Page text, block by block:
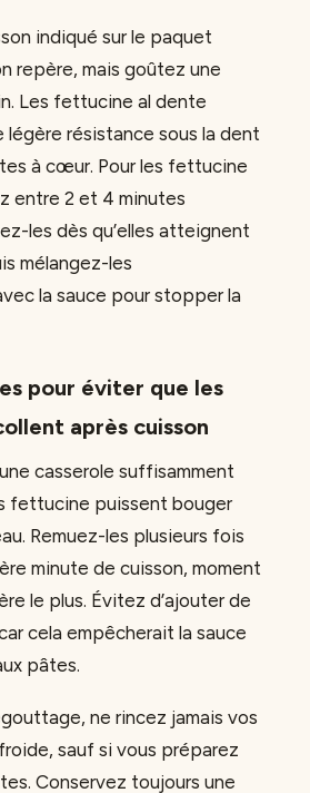
indiqué sur le paquet
repère, mais goûtez une
Les fettucine al dente
résistance sous la dent
à cœur. Pour les fettucine
entre 2 et 4 minutes
les dès qu’elles atteignent
mélangez-les
la sauce pour stopper la
pour éviter que les
après cuisson
casserole suffisamment
fettucine puissent bouger
Remuez-les plusieurs fois
minute de cuisson, moment
le plus. Évitez d’ajouter de
car cela empêcherait la sauce
pâtes.
ne rincez jamais vos
sauf si vous préparez
Conservez toujours une